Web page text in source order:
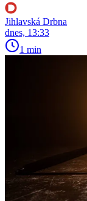
Jihlavská Drbna
dnes, 13:33
1 min